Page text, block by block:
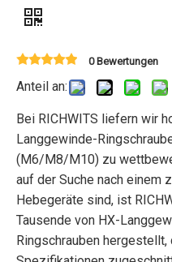
0 Bewertungen
Anteil an:
Bei RICHWITS liefern wir
Langgewinde-
(M6/M8/M10) zu
auf der Suche nach einem
Hebegeräte sind, ist
Tausende von HX-
Ringschrauben hergestellt,